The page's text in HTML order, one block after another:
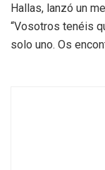
Hallas, lanzó un
“Vosotros tenéis
solo uno. Os